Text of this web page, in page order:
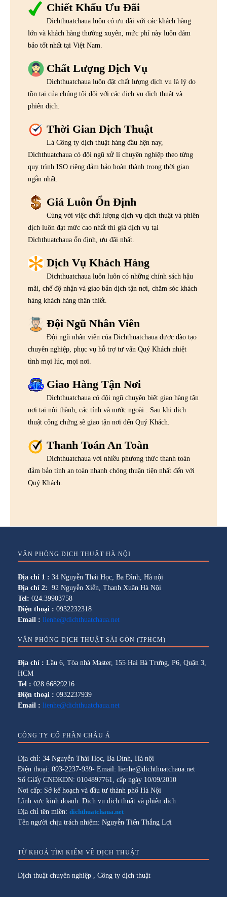
Chiết Khấu Ưu Đãi
Dichthuatchaua luôn có ưu đãi với các khách hàng
lớn và khách hàng thường xuyên, mức phí này luôn đảm
bảo tốt nhất tại Việt Nam.
Chất Lượng Dịch Vụ
Dichthuatchaua luôn đặt chất lượng dịch vụ là lý do
tồn tại của chúng tôi đối với các dịch vụ dịch thuật và
phiên dịch.
Thời Gian Dịch Thuật
Là Công ty dịch thuật hàng đầu hện nay,
Dichthuatchaua có đội ngũ xử lí chuyên nghiệp theo từng
quy trình ISO riêng đảm bảo hoàn thành trong thời gian
ngắn nhất.
Giá Luôn Ổn Định
Cùng với việc chất lượng dịch vụ dịch thuật và phiên
dịch luôn đạt mức cao nhất thì giá dịch vụ tại
Dichthuatchaua ổn định, ưu đãi nhất.
Dịch Vụ Khách Hàng
Dichthuatchaua luôn luôn có những chính sách hậu
mãi, chế độ nhận và giao bản dịch tận nơi, chăm sóc khách
hàng khách hàng thân thiết.
Đội Ngũ Nhân Viên
Đội ngũ nhân viên của Dichthuatchaua được đào tạo
chuyên nghiệp, phục vụ hỗ trợ tư vấn Quý Khách nhiệt
tình mọi lúc, mọi nơi.
Giao Hàng Tận Nơi
Dichthuatchaua có đội ngũ chuyên biệt giao hàng tận
nơi tại nội thành, các tỉnh và nước ngoài . Sau khi dịch
thuật công chứng sẽ giao tận nơi đến Quý Khách.
Thanh Toán An Toàn
Dichthuatchaua với nhiều phương thức thanh toán
đảm bảo tính an toàn nhanh chóng thuận tiện nhất đến với
Quý Khách.
VĂN PHÒNG DỊCH THUẬT HÀ NỘI
Địa chỉ 1 : 34 Nguyễn Thái Học, Ba Đình, Hà nội
Địa chỉ 2: 92 Nguyễn Xiển, Thanh Xuân Hà Nội
Tel: 024.39903758
Điện thoại : 0932232318
Email : lienhe@dichthuatchaua.net
VĂN PHÒNG DỊCH THUẬT SÀI GÒN (TPHCM)
Địa chỉ : Lầu 6, Tòa nhà Master, 155 Hai Bà Trưng, P6, Quận 3,
HCM
Tel : 028.66829216
Điện thoại : 0932237939
Email : lienhe@dichthuatchaua.net
CÔNG TY CỔ PHẦN CHÂU Á
Địa chỉ: 34 Nguyễn Thái Học, Ba Đình, Hà nội
Điện thoại: 093-2237-939- Email: lienhe@dichthuatchaua.net
Số Giấy CNĐKDN: 0104897761, cấp ngày 10/09/2010
Nơi cấp: Sở kế hoạch và đầu tư thành phố Hà Nội
Lĩnh vực kinh doanh: Dịch vụ dịch thuật và phiên dịch
Địa chỉ tên miền: dichthuatchaua.net
Tên người chịu trách nhiệm: Nguyễn Tiến Thắng Lợi
TỪ KHOÁ TÌM KIẾM VỀ DỊCH THUẬT
Dịch thuật chuyên nghiệp Công ty dịch thuật